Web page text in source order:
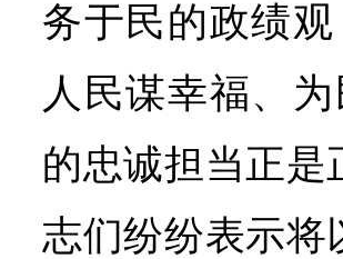
务于民的政绩
人民谋幸福、
的忠诚担当正是
志们纷纷表示将